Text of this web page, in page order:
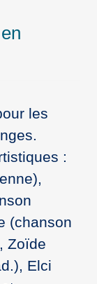
les
:
(chanson
Zoïde
Elci